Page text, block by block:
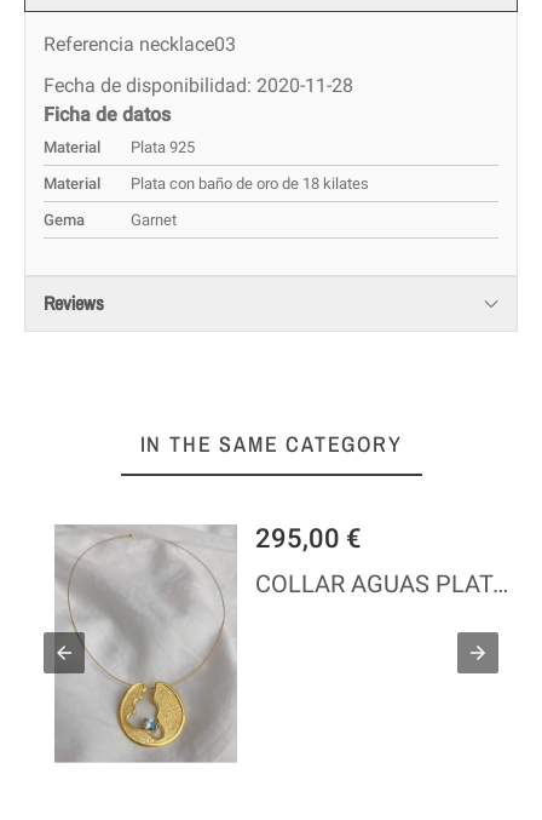
Referencia necklace03
Fecha de disponibilidad: 2020-11-28
Ficha de datos
Material
Plata 925
Material
Plata con baño de oro de 18 kilates
Gema
Garnet
Reviews
IN THE SAME CATEGORY
295,00 €
COLLAR AGUAS PLATA DORADO